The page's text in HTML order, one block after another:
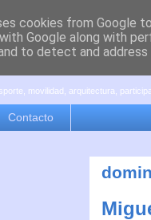
movilidad, arquitectura,
Contacto
cookies from Google
Google along with
to detect and address